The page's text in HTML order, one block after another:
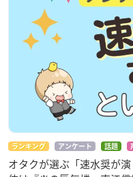
ランキング アンケート 話題
オタクが選ぶ「速水奨が